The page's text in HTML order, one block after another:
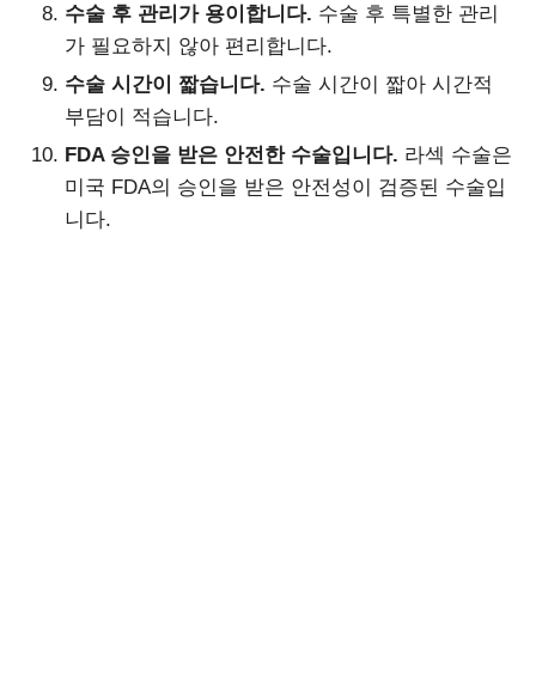
수술 후 관리가 용이합니다. 수술 후 특별한 관리
가 필요하지 않아 편리합니다.
수술 시간이 짧습니다. 수술 시간이 짧아 시간적
부담이 적습니다.
FDA 승인을 받은 안전한 수술입니다. 라섹 수술은
미국 FDA의 승인을 받은 안전성이 검증된 수술입
니다.